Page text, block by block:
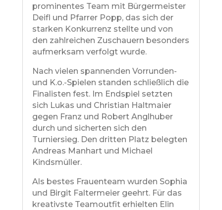
prominentes Team mit Bürgermeister
Deifl und Pfarrer Popp, das sich der
starken Konkurrenz stellte und von
den zahlreichen Zuschauern besonders
aufmerksam verfolgt wurde.
Nach vielen spannenden Vorrunden-
und K.o.-Spielen standen schließlich die
Finalisten fest. Im Endspiel setzten
sich Lukas und Christian Haltmaier
gegen Franz und Robert Anglhuber
durch und sicherten sich den
Turniersieg. Den dritten Platz belegten
Andreas Manhart und Michael
Kindsmüller.
Als bestes Frauenteam wurden Sophia
und Birgit Faltermeier geehrt. Für das
kreativste Teamoutfit erhielten Elin